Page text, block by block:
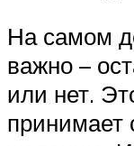
На самом
важно –
или нет.
принимает